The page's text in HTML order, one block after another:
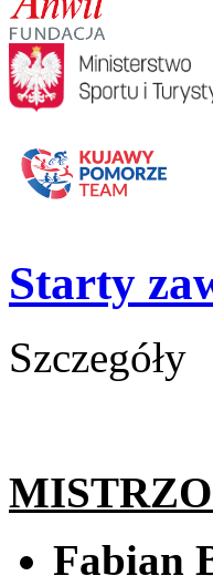
Starty
Szczegóły
Fabian